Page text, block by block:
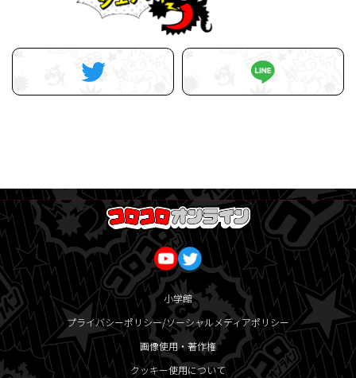
小学館
プライバシーポリシー/ソーシャルメディアポリシー
画像使用・著作権
クッキー使用について